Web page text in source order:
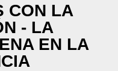
CON LA
- LA
EN LA